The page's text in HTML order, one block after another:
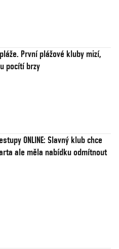
První plážové kluby mizí,
pocítí brzy
ONLINE: Slavný klub chce
ale měla nabídku odmítnout